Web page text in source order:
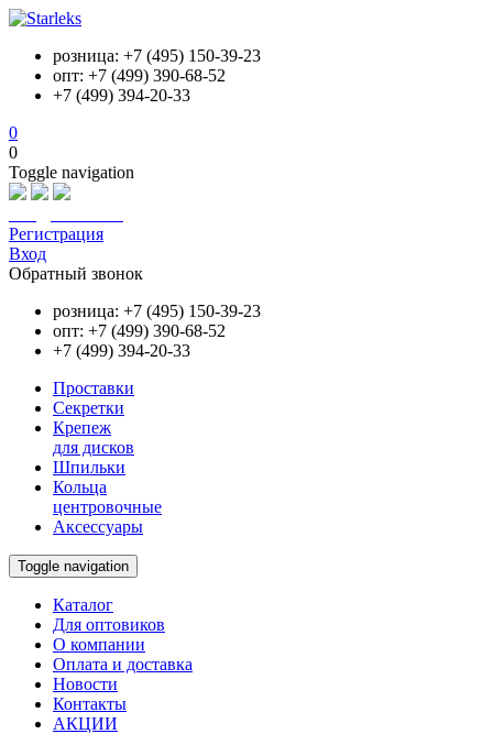
розница: +7 (495) 150-39-23
опт: +7 (499) 390-68-52
+7 (499) 394-20-33
0
0
Toggle navigation
Регистрация
Вход
Обратный звонок
розница: +7 (495) 150-39-23
опт: +7 (499) 390-68-52
+7 (499) 394-20-33
Проставки
Секретки
Крепеж
для дисков
Шпильки
Кольца
центровочные
Аксессуары
Toggle navigation
Каталог
Для оптовиков
О компании
Оплата и доставка
Новости
Контакты
АКЦИИ